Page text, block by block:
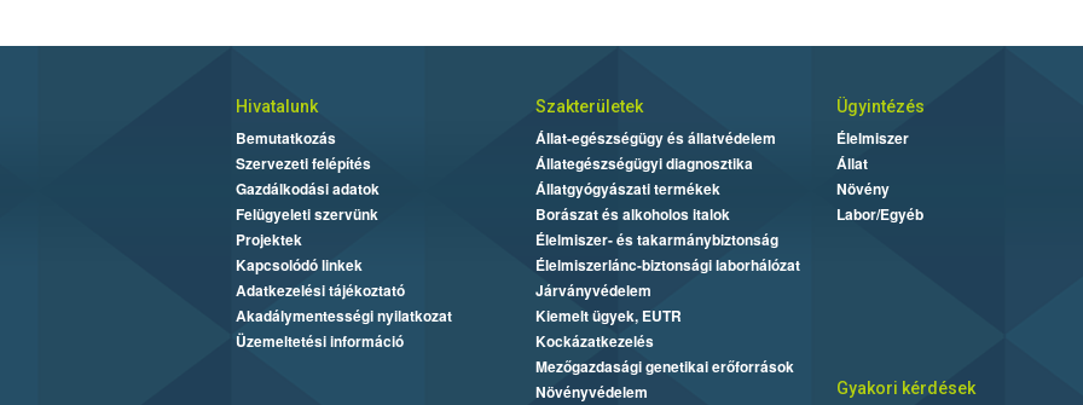
Hivatalunk
Bemutatkozás
Szervezeti felépítés
Gazdálkodási adatok
Felügyeleti szervünk
Projektek
Kapcsolódó linkek
Adatkezelési tájékoztató
Akadálymentességi nyilatkozat
Üzemeltetési információ
Szakterületek
Állat-egészségügy és állatvédelem
Állategészségügyi diagnosztika
Állatgyógyászati termékek
Borászat és alkoholos italok
Élelmiszer- és takarmánybiztonság
Élelmiszerlánc-biztonsági laborhálózat
Járványvédelem
Kiemelt ügyek, EUTR
Kockázatkezelés
Mezőgazdasági genetikai erőforrások
Növényvédelem
Ügyintézés
Élelmiszer
Állat
Növény
Labor/Egyéb
Gyakori kérdések